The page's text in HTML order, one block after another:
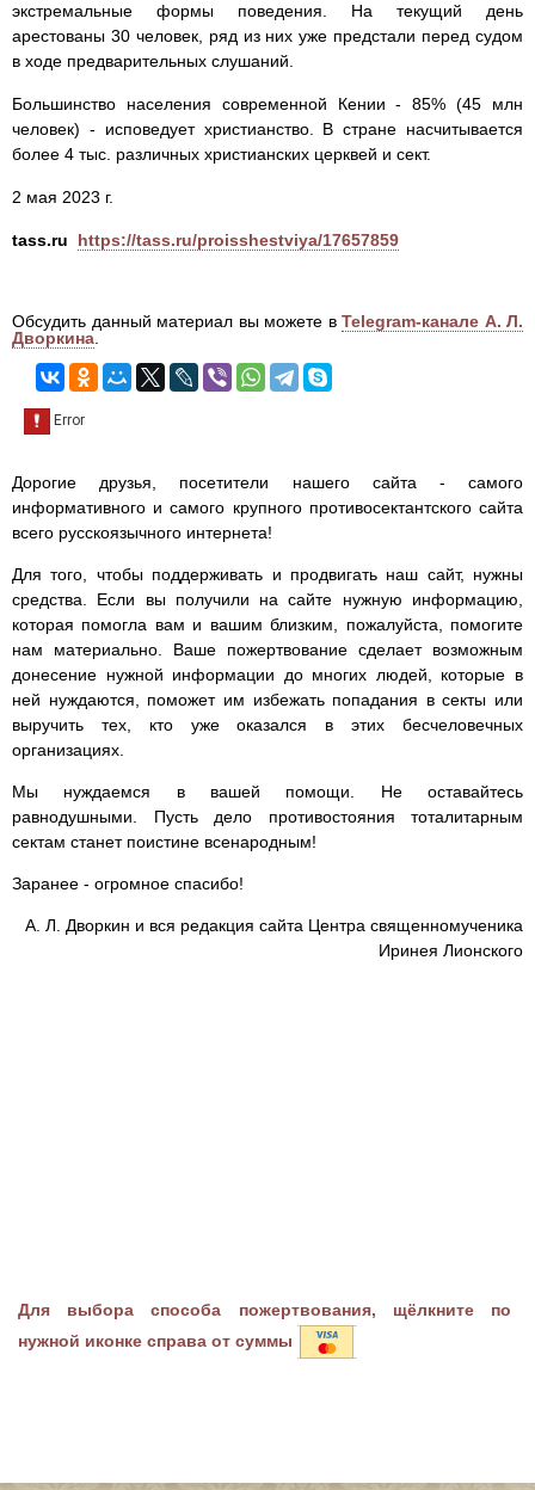
экстремальные формы поведения. На текущий день
арестованы 30 человек, ряд из них уже предстали перед судом
в ходе предварительных слушаний.
Большинство населения современной Кении - 85% (45 млн
человек) - исповедует христианство. В стране насчитывается
более 4 тыс. различных христианских церквей и сект.
2 мая 2023 г.
tass.ru https://tass.ru/proisshestviya/17657859
Обсудить данный материал вы можете в Telegram-канале А. Л.
Дворкина
Дорогие друзья, посетители нашего сайта - самого
информативного и самого крупного противосектантского сайта
всего русскоязычного интернета!
Для того, чтобы поддерживать и продвигать наш сайт, нужны
средства. Если вы получили на сайте нужную информацию,
которая помогла вам и вашим близким, пожалуйста, помогите
нам материально. Ваше пожертвование сделает возможным
донесение нужной информации до многих людей, которые в
ней нуждаются, поможет им избежать попадания в секты или
выручить тех, кто уже оказался в этих бесчеловечных
организациях.
Мы нуждаемся в вашей помощи. Не оставайтесь
равнодушными. Пусть дело противостояния тоталитарным
сектам станет поистине всенародным!
Заранее - огромное спасибо!
А. Л. Дворкин и вся редакция сайта Центра священномученика
Иринея Лионского
Для выбора способа пожертвования, щёлкните по
нужной иконке справа от суммы